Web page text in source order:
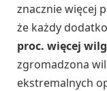
znacznie więcej
że każdy
proc. więcej
zgromadzona
ekstremalnych